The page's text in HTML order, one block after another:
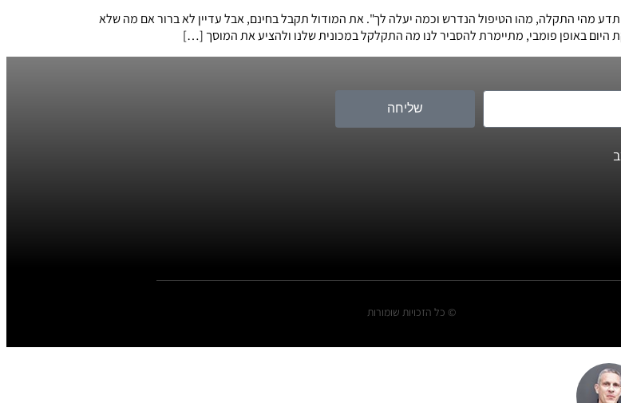
מהי התקלה, מהו הטיפול הנדרש וכמה יעלה לך". את המודול תקבל בחינם, אבל עדיין לא ברור אם מה שלא
באופן פומבי, מתיימרת להסביר לנו מה התקלקל במכונית שלנו ולהציע את המוסך […]
שליחה
© כל הזכויות שומורות